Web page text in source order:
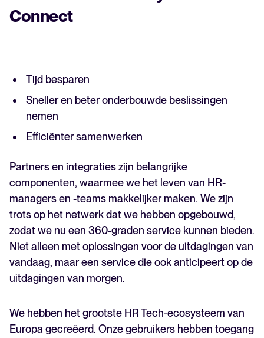
Connect
Tijd besparen
Sneller en beter onderbouwde beslissingen
nemen
Efficiënter samenwerken
Partners en integraties zijn belangrijke
componenten, waarmee we het leven van HR-
managers en -teams makkelijker maken. We zijn
trots op het netwerk dat we hebben opgebouwd,
zodat we nu een 360-graden service kunnen bieden.
Niet alleen met oplossingen voor de uitdagingen van
vandaag, maar een service die ook anticipeert op de
uitdagingen van morgen.
We hebben het grootste HR Tech-ecosysteem van
Europa gecreëerd. Onze gebruikers hebben toegang